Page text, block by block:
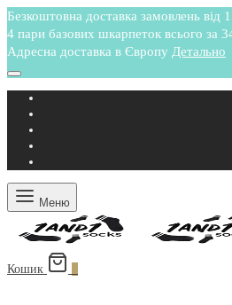
Безкоштовна доставка замовлень від
4 пари базових шкарпеток всього за
Адресна доставка в Європу Детально
Меню
Кошик